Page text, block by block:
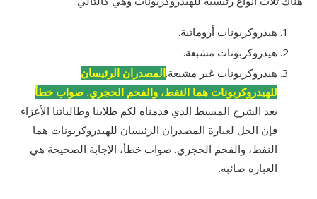
هيدروكربونات أروماتية.
هيدروكربونات مشبعة.
هيدروكربونات غير مشبعة.المصدران الرئيسان
للهيدروكربونات هما النفط، والفحم الحجري. صواب خطأ
بعد الشرح المبسط الذي قدمناه لكم طلابنا وطالباتنا الأعزاء
فإن الحل لعبارة المصدران الرئيسان للهيدروكربونات هما
النفط، والفحم الحجري. صواب خطأ، الإجابة الصحيحة هي
العبارة صائبة.